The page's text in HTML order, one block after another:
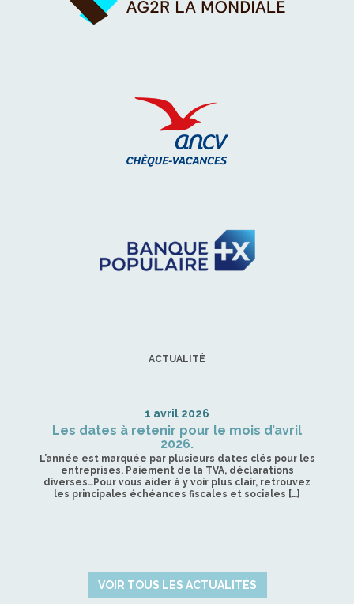
ACTUALITÉ
1 avril 2026
Les dates à retenir pour le mois d’avril
2026.
L’année est marquée par plusieurs dates clés pour les
entreprises. Paiement de la TVA, déclarations
diverses…Pour vous aider à y voir plus clair, retrouvez
les principales échéances fiscales et sociales […]
VOIR TOUS LES ACTUALITÉS